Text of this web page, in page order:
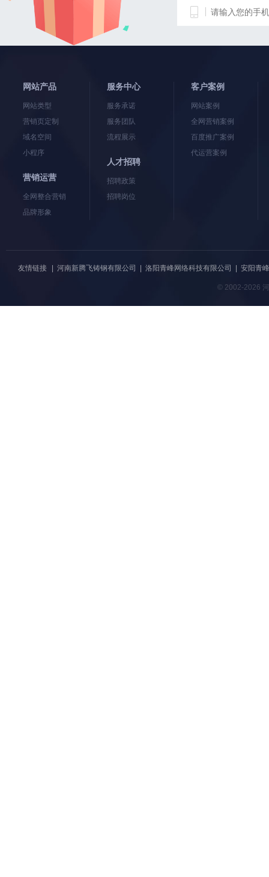
网站产品
网站类型
营销页定制
域名空间
小程序
营销运营
全网整合营销
品牌形象
服务中心
服务承诺
服务团队
流程展示
人才招聘
招聘政策
招聘岗位
客户案例
网站案例
全网营销案例
百度推广案例
代运营案例
友情链接 河南新腾飞铸钢有限公司 洛阳青峰网络科技有限公司 安阳青
© 2002-2026